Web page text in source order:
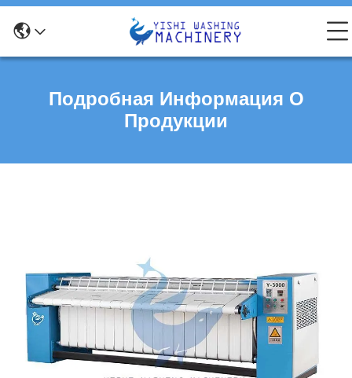
Подробная Информация О
Продукции